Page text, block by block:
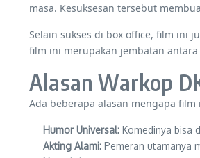
masa. Kesuksesan tersebut
Selain sukses di box office, film ini
film ini merupakan jembatan
Alasan Warkop
Ada beberapa alasan mengapa
Humor Universal: Komedinya bisa
Akting Alami: Pemeran utamanya